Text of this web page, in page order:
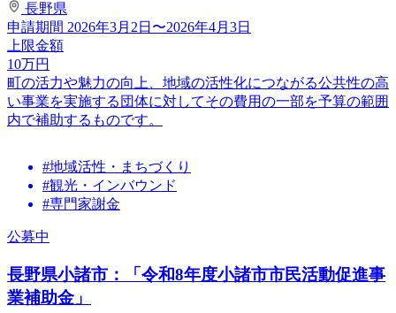
長野県
申請期間 2026年3月2日〜2026年4月3日
上限金額
10万円
町の活力や魅力の向上、地域の活性化につながる公共性の高
い事業を実施する団体に対してその費用の一部を予算の範囲
内で補助するものです。
#地域活性・まちづくり
#観光・インバウンド
#専門家謝金
公募中
長野県小諸市：「令和8年度小諸市市民活動促進事
業補助金」